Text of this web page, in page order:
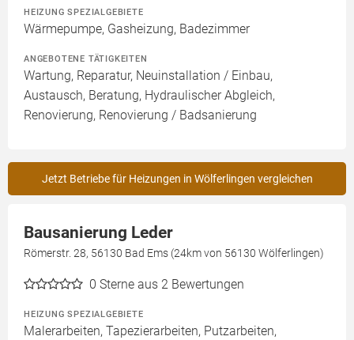
HEIZUNG SPEZIALGEBIETE
Wärmepumpe, Gasheizung, Badezimmer
ANGEBOTENE TÄTIGKEITEN
Wartung, Reparatur, Neuinstallation / Einbau,
Austausch, Beratung, Hydraulischer Abgleich,
Renovierung, Renovierung / Badsanierung
Jetzt Betriebe für Heizungen in Wölferlingen vergleichen
Bausanierung Leder
Römerstr. 28, 56130 Bad Ems (24km von 56130 Wölferlingen)
0 Sterne aus 2 Bewertungen
HEIZUNG SPEZIALGEBIETE
Malerarbeiten, Tapezierarbeiten, Putzarbeiten,